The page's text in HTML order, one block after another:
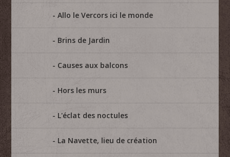
Allo le Vercors ici le monde
Brins de Jardin
Causes aux balcons
Hors les murs
L'éclat des noctules
La Navette, lieu de création